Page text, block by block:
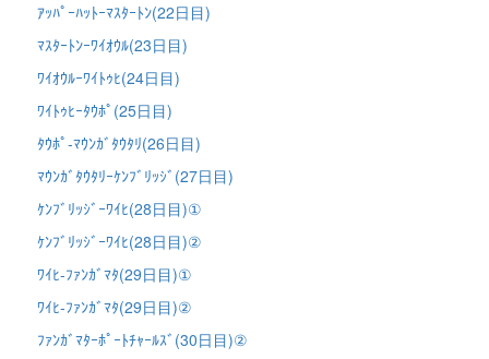
ｱｯﾊﾟｰﾊｯﾄｰﾏｽﾀｰﾄﾝ(22日目)
ﾏｽﾀｰﾄﾝｰﾜｲｵｳﾙ(23日目)
ﾜｲｵｳﾙｰﾜｲﾄｩﾋ(24日目)
ﾜｲﾄｩﾋｰﾀｳﾎﾟ(25日目)
ﾀｳﾎﾟ-ﾏｳﾝｶﾞﾀｳﾀﾘ(26日目)
ﾏｳﾝｶﾞﾀｳﾀﾘｰｹﾝﾌﾞﾘｯｼﾞ(27日目)
ｹﾝﾌﾞﾘｯｼﾞｰﾜｲﾋ(28日目)①
ｹﾝﾌﾞﾘｯｼﾞｰﾜｲﾋ(28日目)②
ﾜｲﾋ-ﾌｧﾝｶﾞﾏﾀ(29日目)①
ﾜｲﾋ-ﾌｧﾝｶﾞﾏﾀ(29日目)②
ﾌｧﾝｶﾞﾏﾀｰﾎﾟｰﾄﾁｬｰﾙｽﾞ(30日目)②